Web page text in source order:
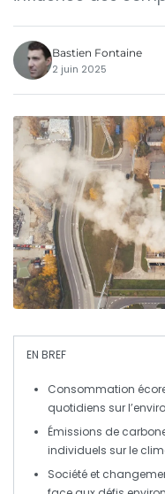
Bastien Fontaine
2 juin 2025
EN BREF
Consommation
quotidiens sur
Émissions de
individuels sur le
Société et